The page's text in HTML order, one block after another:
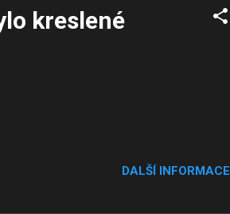
kreslené
DALŠÍ INFORMACE